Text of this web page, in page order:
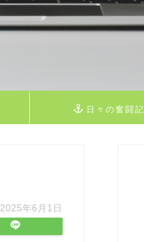
日々の奮闘記
2025年6月1日